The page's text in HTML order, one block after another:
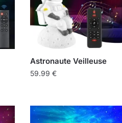
Astronaute Veilleuse
59.99 €